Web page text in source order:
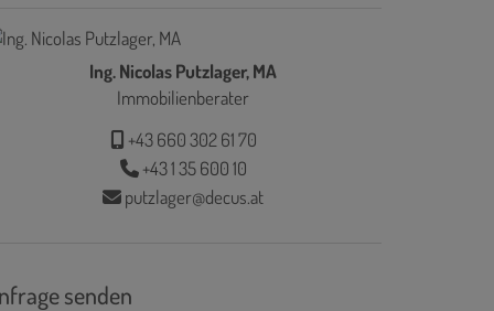
Ing. Nicolas Putzlager, MA
Immobilienberater
+43 660 302 61 70
+43 1 35 600 10
putzlager@decus.at
senden